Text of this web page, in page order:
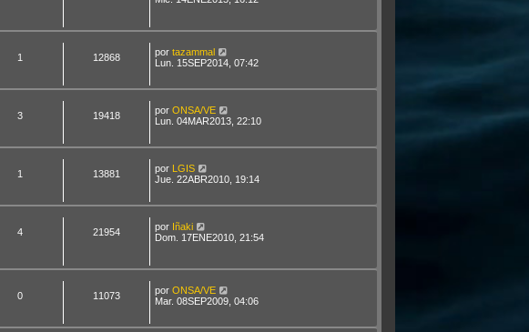
1 12868 por tazammal
Lun. 15SEP2014, 07:42
3 19418 por ONSA/VE
Lun. 04MAR2013, 22:10
1 13881 por LGIS
Jue. 22ABR2010, 19:14
4 21954 por Iñaki
Dom. 17ENE2010, 21:54
0 11073 por ONSA/VE
Mar. 08SEP2009, 04:06